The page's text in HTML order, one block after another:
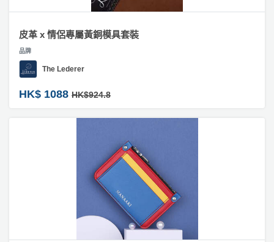
皮革 x 情侶專屬黃銅模具套裝
品牌
The Lederer
HK$ 1088 HK$924.8